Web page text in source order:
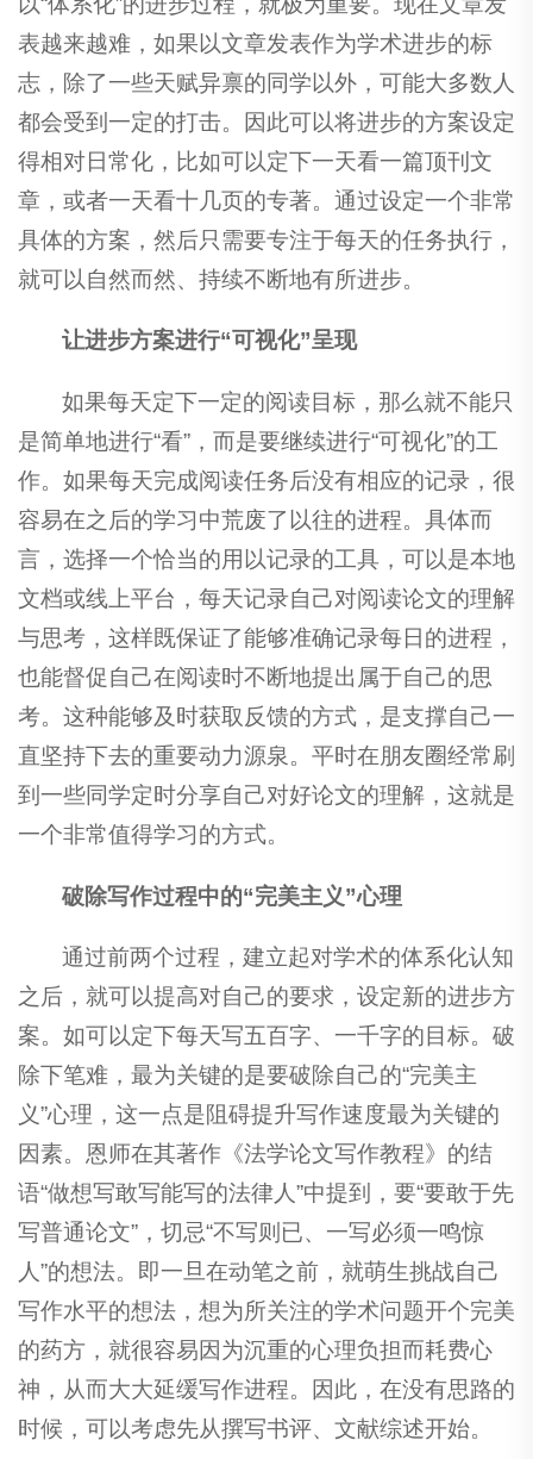
表越来越难，如果以文章发表作为学术进步的标
志，除了一些天赋异禀的同学以外，可能大多数人
都会受到一定的打击。因此可以将进步的方案设定
得相对日常化，比如可以定下一天看一篇顶刊文
章，或者一天看十几页的专著。通过设定一个非常
具体的方案，然后只需要专注于每天的任务执行，
就可以自然而然、持续不断地有所进步。
让进步方案进行“可视化”呈现
如果每天定下一定的阅读目标，那么就不能只
是简单地进行“看”，而是要继续进行“可视化”的工
作。如果每天完成阅读任务后没有相应的记录，很
容易在之后的学习中荒废了以往的进程。具体而
言，选择一个恰当的用以记录的工具，可以是本地
文档或线上平台，每天记录自己对阅读论文的理解
与思考，这样既保证了能够准确记录每日的进程，
也能督促自己在阅读时不断地提出属于自己的思
考。这种能够及时获取反馈的方式，是支撑自己一
直坚持下去的重要动力源泉。平时在朋友圈经常刷
到一些同学定时分享自己对好论文的理解，这就是
一个非常值得学习的方式。
破除写作过程中的“完美主义”心理
通过前两个过程，建立起对学术的体系化认知
之后，就可以提高对自己的要求，设定新的进步方
案。如可以定下每天写五百字、一千字的目标。破
除下笔难，最为关键的是要破除自己的“完美主
义”心理，这一点是阻碍提升写作速度最为关键的
因素。恩师在其著作《法学论文写作教程》的结
语“做想写敢写能写的法律人”中提到，要“要敢于先
写普通论文”，切忌“不写则已、一写必须一鸣惊
人”的想法。即一旦在动笔之前，就萌生挑战自己
写作水平的想法，想为所关注的学术问题开个完美
的药方，就很容易因为沉重的心理负担而耗费心
神，从而大大延缓写作进程。因此，在没有思路的
时候，可以考虑先从撰写书评、文献综述开始。